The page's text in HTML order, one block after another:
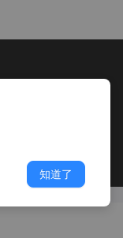
知道了